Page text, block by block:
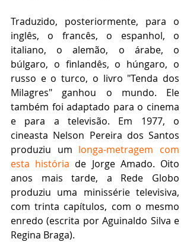
Traduzido, posteriormente, para o
inglês, o francês, o espanhol, o
italiano, o alemão, o árabe, o
búlgaro, o finlandês, o húngaro, o
russo e o turco, o livro "Tenda dos
Milagres" ganhou o mundo. Ele
também foi adaptado para o cinema
e para a televisão. Em 1977, o
cineasta Nelson Pereira dos Santos
produziu um longa-metragem com
esta história de Jorge Amado. Oito
anos mais tarde, a Rede Globo
produziu uma minissérie televisiva,
com trinta capítulos, com o mesmo
enredo (escrita por Aguinaldo Silva e
Regina Braga).